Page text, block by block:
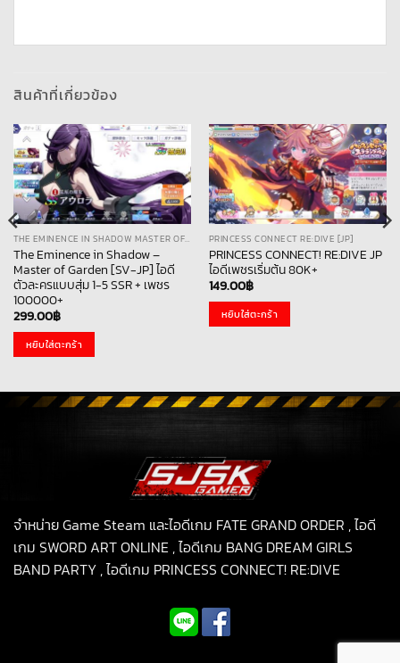
สินค้าที่เกี่ยวข้อง
THE EMINENCE IN SHADOW MASTER OF GARDEN
The Eminence in Shadow –
Master of Garden [SV-JP] ไอดี
ตัวละครแบบสุ่ม 1-5 SSR + เพชร
100000+
299.00฿
หยิบใส่ตะกร้า
PRINCESS CONNECT RE:DIVE [JP]
PRINCESS CONNECT! RE:DIVE JP
ไอดีเพชรเริ่มต้น 80K+
149.00฿
หยิบใส่ตะกร้า
จำหน่าย Game Steam และไอดีเกม FATE GRAND ORDER , ไอดี
เกม SWORD ART ONLINE , ไอดีเกม BANG DREAM GIRLS
BAND PARTY , ไอดีเกม PRINCESS CONNECT! RE:DIVE